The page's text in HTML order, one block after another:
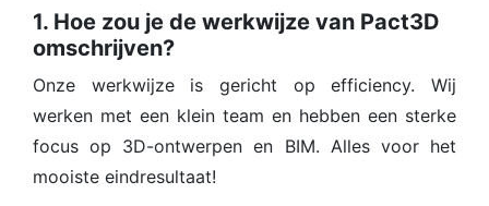
1. Hoe zou je de werkwijze van Pact3D
omschrijven?
Onze werkwijze is gericht op efficiency. Wij
werken met een klein team en hebben een sterke
focus op 3D-ontwerpen en BIM. Alles voor het
mooiste eindresultaat!